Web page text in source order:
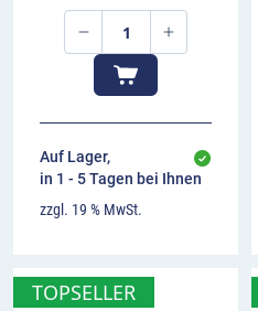
Auf Lager,
in 1 - 5 Tagen bei Ihnen
zzgl. 19 % MwSt.
TOPSELLER